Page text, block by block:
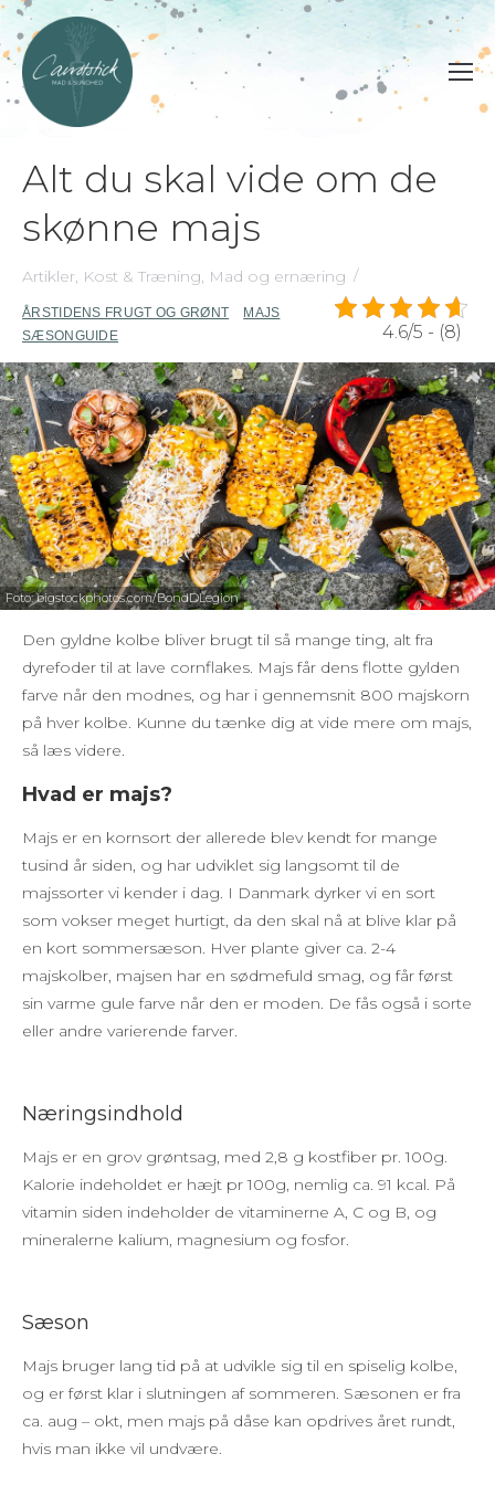
Alt du skal vide om de
skønne majs
Artikler, Kost & Træning, Mad og ernæring
ÅRSTIDENS FRUGT OG GRØNT
MAJS
SÆSONGUIDE
4.6/5 - (8)
Foto: bigstockphotos.com/BondDLegion
Den gyldne kolbe bliver brugt til så mange ting, alt fra
dyrefoder til at lave cornflakes. Majs får dens flotte gylden
farve når den modnes, og har i gennemsnit 800 majskorn
på hver kolbe. Kunne du tænke dig at vide mere om majs,
så læs videre.
Hvad er majs?
Majs er en kornsort der allerede blev kendt for mange
tusind år siden, og har udviklet sig langsomt til de
majssorter vi kender i dag. I Danmark dyrker vi en sort
som vokser meget hurtigt, da den skal nå at blive klar på
en kort sommersæson. Hver plante giver ca. 2-4
majskolber, majsen har en sødmefuld smag, og får først
sin varme gule farve når den er moden. De fås også i sorte
eller andre varierende farver.
Næringsindhold
Majs er en grov grøntsag, med 2,8 g kostfiber pr. 100g.
Kalorie indeholdet er hæjt pr 100g, nemlig ca. 91 kcal. På
vitamin siden indeholder de vitaminerne A, C og B, og
mineralerne kalium, magnesium og fosfor.
Sæson
Majs bruger lang tid på at udvikle sig til en spiselig kolbe,
og er først klar i slutningen af sommeren. Sæsonen er fra
ca. aug – okt, men majs på dåse kan opdrives året rundt,
hvis man ikke vil undvære.